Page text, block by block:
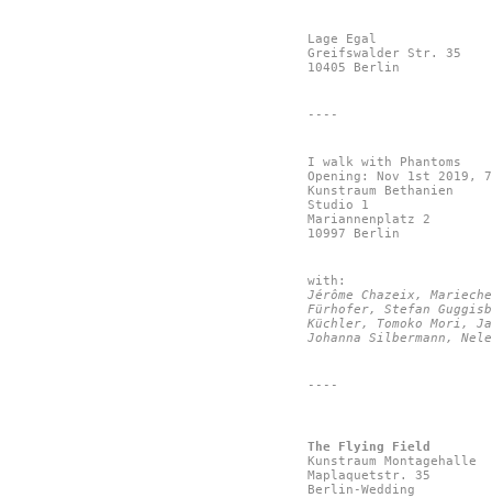
Lage Egal
Greifswalder Str. 35
10405 Berlin
----
I walk with Phantoms
Opening: Nov 1st 2019,
Kunstraum Bethanien
Studio 1
Mariannenplatz 2
10997 Berlin
with:
Jérôme Chazeix,
Fürhofer, Stefan
Küchler, Tomoko Mori,
Johanna Silbermann,
----
The Flying Field
Kunstraum Montagehalle
Maplaquetstr. 35
Berlin-Wedding